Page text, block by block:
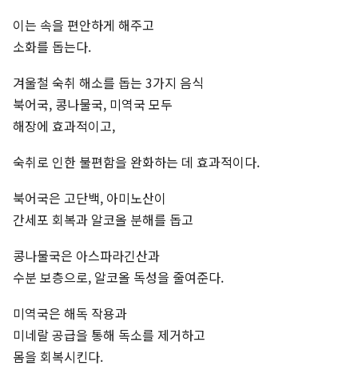
이는 속을 편안하게 해주고
소화를 돕는다.
겨울철 숙취 해소를 돕는 3가지 음식
북어국, 콩나물국, 미역국 모두
해장에 효과적이고,
숙취로 인한 불편함을 완화하는 데 효과적이다.
북어국은 고단백, 아미노산이
간세포 회복과 알코올 분해를 돕고
콩나물국은 아스파라긴산과
수분 보층으로, 알코올 독성을 줄여준다.
미역국은 해독 작용과
미네랄 공급을 통해 독소를 제거하고
몸을 회복시킨다.